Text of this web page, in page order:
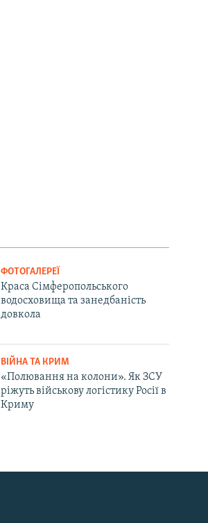
ФОТОГАЛЕРЕЇ
Краса Сімферопольського
водосховища та занедбаність
довкола
ВІЙНА ТА КРИМ
«Полювання на колони». Як ЗСУ
ріжуть військову логістику Росії в
Криму